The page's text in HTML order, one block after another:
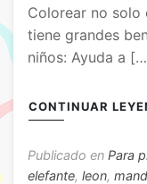
Colorear no solo
tiene grandes
niños: Ayuda a
CONTINUAR
Publicado en Para
elefante, leon,